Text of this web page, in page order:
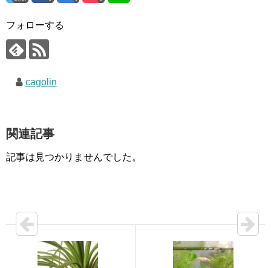
フォローする
cagolin
関連記事
記事は見つかりませんでした。